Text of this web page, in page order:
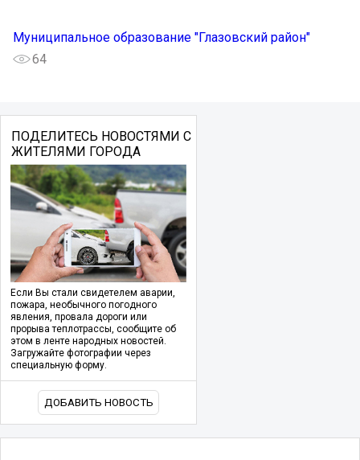
Муниципальное образование "Глазовский район"
64
ПОДЕЛИТЕСЬ НОВОСТЯМИ С
ЖИТЕЛЯМИ ГОРОДА
Если Вы стали свидетелем аварии,
пожара, необычного погодного
явления, провала дороги или
прорыва теплотрассы, сообщите об
этом в ленте народных новостей.
Загружайте фотографии через
специальную форму.
ДОБАВИТЬ НОВОСТЬ